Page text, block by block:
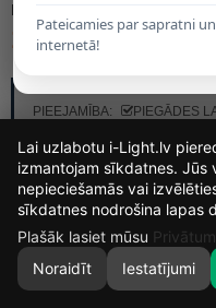
MODELIS:
139.00€ 169.00€
PIEEJAMĪBA:
PIEGĀDES
Pateicamies par sapratni
internetā!
13
DIENAS
18
STUNDAS
Lai uzlabotu i-Light.lv
izmantojam sīkdatnes.
nepieciešamās vai
sīkdatnes nodrošina lapas
Plašāk lasiet mūsu
Noraidīt
Iestatījumi